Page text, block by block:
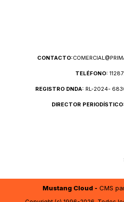
CONTACTO:
TELÉFONO:
REGISTRO DNDA: RL-2024-
DIRECTOR PERIODÍSTICO:
Mustang Cloud - CMS